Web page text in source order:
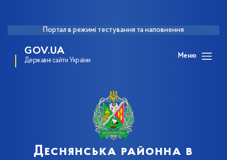
Портал в режимі тестування та наповнення
GOV.UA
Державні сайти України
Меню
Деснянська районна в